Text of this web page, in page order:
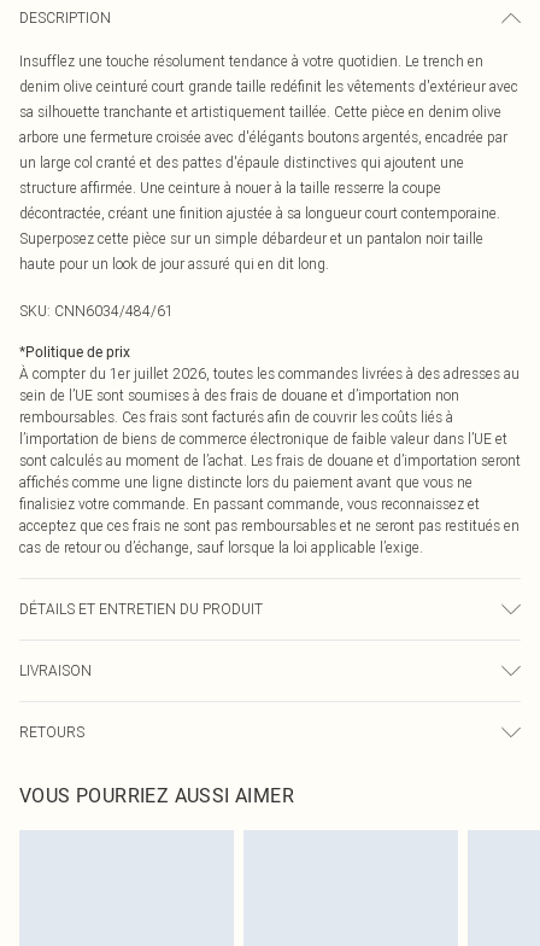
DESCRIPTION
Insufflez une touche résolument tendance à votre quotidien. Le trench en
denim olive ceinturé court grande taille redéfinit les vêtements d'extérieur avec
sa silhouette tranchante et artistiquement taillée. Cette pièce en denim olive
arbore une fermeture croisée avec d'élégants boutons argentés, encadrée par
un large col cranté et des pattes d'épaule distinctives qui ajoutent une
structure affirmée. Une ceinture à nouer à la taille resserre la coupe
décontractée, créant une finition ajustée à sa longueur court contemporaine.
Superposez cette pièce sur un simple débardeur et un pantalon noir taille
haute pour un look de jour assuré qui en dit long.
SKU: CNN6034/484/61
*Politique de prix
À compter du 1er juillet 2026, toutes les commandes livrées à des adresses au
sein de l’UE sont soumises à des frais de douane et d’importation non
remboursables. Ces frais sont facturés afin de couvrir les coûts liés à
l’importation de biens de commerce électronique de faible valeur dans l’UE et
sont calculés au moment de l’achat. Les frais de douane et d’importation seront
affichés comme une ligne distincte lors du paiement avant que vous ne
finalisiez votre commande. En passant commande, vous reconnaissez et
acceptez que ces frais ne sont pas remboursables et ne seront pas restitués en
cas de retour ou d’échange, sauf lorsque la loi applicable l’exige.
DÉTAILS ET ENTRETIEN DU PRODUIT
tissu utilisé, la couleur peut déteindre.
LIVRAISON
Livraison express France
Jusqu'à 2-3 jours ouvrables
RETOURS
pour nous retourner un article.
Veuillez noter que nous ne pouvons pas rembourser les masques tendance, les
VOUS POURRIEZ AUSSI AIMER